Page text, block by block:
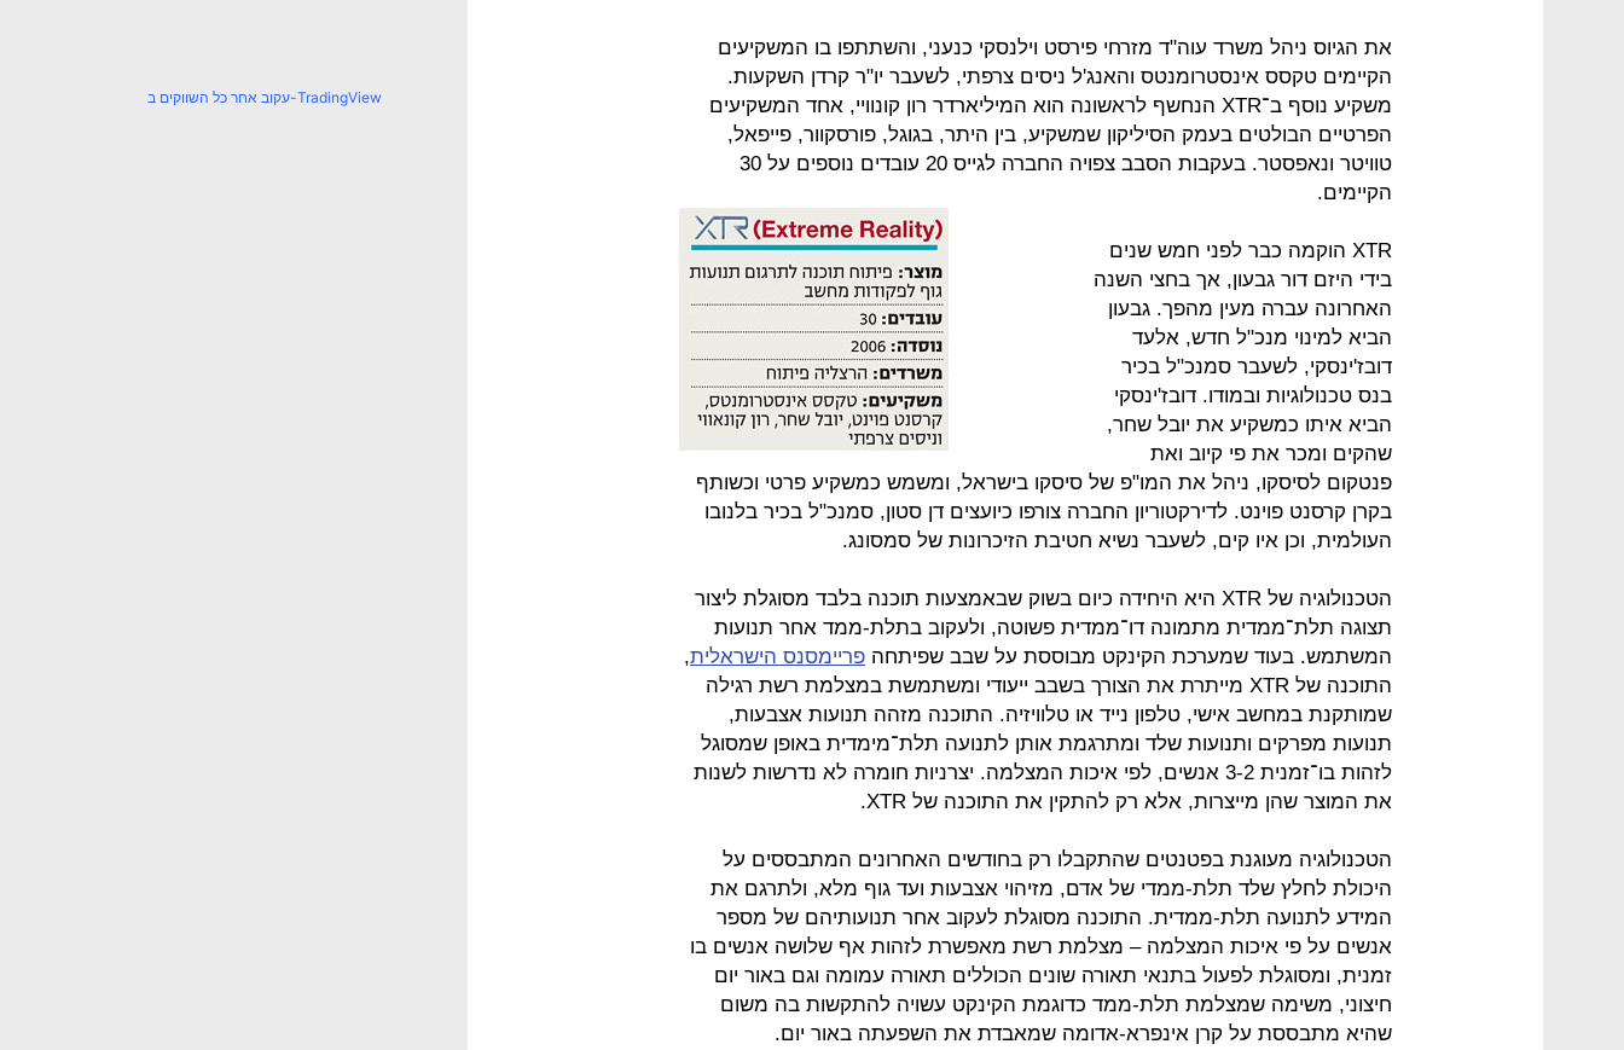
את הגיוס ניהל משרד עוה"ד מזרחי פירסט וילנסקי כנעני, והשתתפו בו המשקיעים
הקיימים טקסס אינסטרומנטס והאנג'ל ניסים צרפתי, לשעבר יו"ר קרדן השקעות.
משקיע נוסף ב־XTR הנחשף לראשונה הוא המיליארדר רון קונוויי, אחד המשקיעים
הפרטיים הבולטים בעמק הסיליקון שמשקיע, בין היתר, בגוגל, פורסקוור, פייפאל,
טוויטר ונאפסטר. בעקבות הסבב צפויה החברה לגייס 20 עובדים נוספים על 30
הקיימים.
XTR הוקמה כבר לפני חמש שנים
בידי היזם דור גבעון, אך בחצי השנה
האחרונה עברה מעין מהפך. גבעון
הביא למינוי מנכ"ל חדש, אלעד
דובז'ינסקי, לשעבר סמנכ"ל בכיר
בנס טכנולוגיות ובמודו. דובז'ינסקי
הביא איתו כמשקיע את יובל שחר,
שהקים ומכר את פי קיוב ואת
פנטקום לסיסקו, ניהל את המו"פ של סיסקו בישראל, ומשמש כמשקיע פרטי וכשותף
בקרן קרסנט פוינט. לדירקטוריון החברה צורפו כיועצים דן סטון, סמנכ"ל בכיר בלנובו
העולמית, וכן איו קים, לשעבר נשיא חטיבת הזיכרונות של סמסונג.
הטכנולוגיה של XTR היא היחידה כיום בשוק שבאמצעות תוכנה בלבד מסוגלת ליצור
תצוגה תלת־ממדית מתמונה דו־ממדית פשוטה, ולעקוב בתלת-ממד אחר תנועות
המשתמש. בעוד שמערכת הקינקט מבוססת על שבב שפיתחה פריימסנס הישראלית,
התוכנה של XTR מייתרת את הצורך בשבב ייעודי ומשתמשת במצלמת רשת רגילה
שמותקנת במחשב אישי, טלפון נייד או טלוויזיה. התוכנה מזהה תנועות אצבעות,
תנועות מפרקים ותנועות שלד ומתרגמת אותן לתנועה תלת־מימדית באופן שמסוגל
לזהות בו־זמנית 3-2 אנשים, לפי איכות המצלמה. יצרניות חומרה לא נדרשות לשנות
את המוצר שהן מייצרות, אלא רק להתקין את התוכנה של XTR.
הטכנולוגיה מעוגנת בפטנטים שהתקבלו רק בחודשים האחרונים המתבססים על
היכולת לחלץ שלד תלת-ממדי של אדם, מזיהוי אצבעות ועד גוף מלא, ולתרגם את
המידע לתנועה תלת-ממדית. התוכנה מסוגלת לעקוב אחר תנועותיהם של מספר
אנשים על פי איכות המצלמה – מצלמת רשת מאפשרת לזהות אף שלושה אנשים בו
זמנית, ומסוגלת לפעול בתנאי תאורה שונים הכוללים תאורה עמומה וגם באור יום
חיצוני, משימה שמצלמת תלת-ממד כדוגמת הקינקט עשויה להתקשות בה משום
שהיא מתבססת על קרן אינפרא-אדומה שמאבדת את השפעתה באור יום.
עקוב אחר כל השווקים ב-TradingView